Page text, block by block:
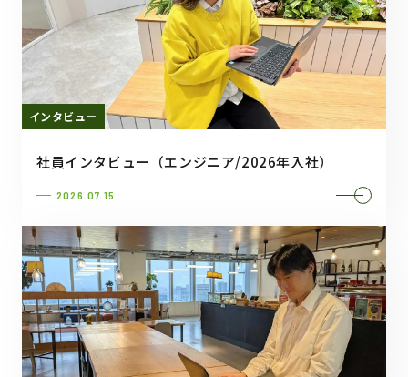
インタビュー
社員インタビュー（エンジニア/2026年入社）
2026.07.15